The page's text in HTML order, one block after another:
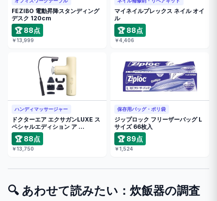
FEZIBO 電動昇降スタンディング
デスク 120cm
🏆 88点
￥13,999
マイネイルプレックス ネイル オイ
ル
🏆 88点
￥4,406
ハンディマッサージャー
ドクターエア エクサガンLUXE ス
ペシャルエディション ア …
🏆 88点
￥13,750
保存用バッグ・ポリ袋
ジップロック フリーザーバッグ L
サイズ 66枚入
🏆 89点
￥1,524
🔍 あわせて読みたい：炊飯器の調査